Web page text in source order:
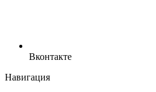
Вконтакте
Навигация